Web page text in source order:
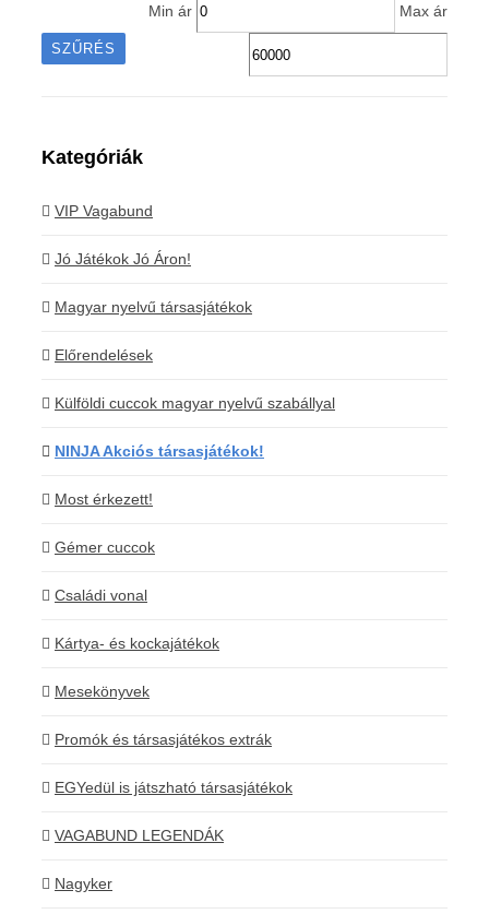
Min ár Max ár
SZŰRÉS
Kategóriák
VIP Vagabund
Jó Játékok Jó Áron!
Magyar nyelvű társasjátékok
Előrendelések
Külföldi cuccok magyar nyelvű szabállyal
NINJA Akciós társasjátékok!
Most érkezett!
Gémer cuccok
Családi vonal
Kártya- és kockajátékok
Mesekönyvek
Promók és társasjátékos extrák
EGYedül is játszható társasjátékok
VAGABUND LEGENDÁK
Nagyker